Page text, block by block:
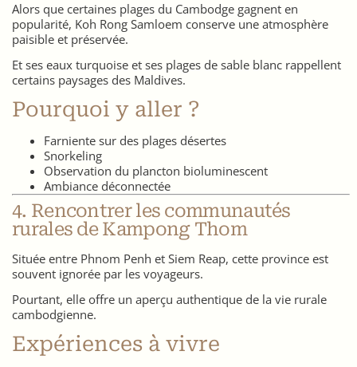
Alors que certaines plages du Cambodge gagnent en
popularité, Koh Rong Samloem conserve une atmosphère
paisible et préservée.
Et ses eaux turquoise et ses plages de sable blanc rappellent
certains paysages des Maldives.
Pourquoi y aller ?
Farniente sur des plages désertes
Snorkeling
Observation du plancton bioluminescent
Ambiance déconnectée
4. Rencontrer les communautés
rurales de Kampong Thom
Située entre Phnom Penh et Siem Reap, cette province est
souvent ignorée par les voyageurs.
Pourtant, elle offre un aperçu authentique de la vie rurale
cambodgienne.
Expériences à vivre